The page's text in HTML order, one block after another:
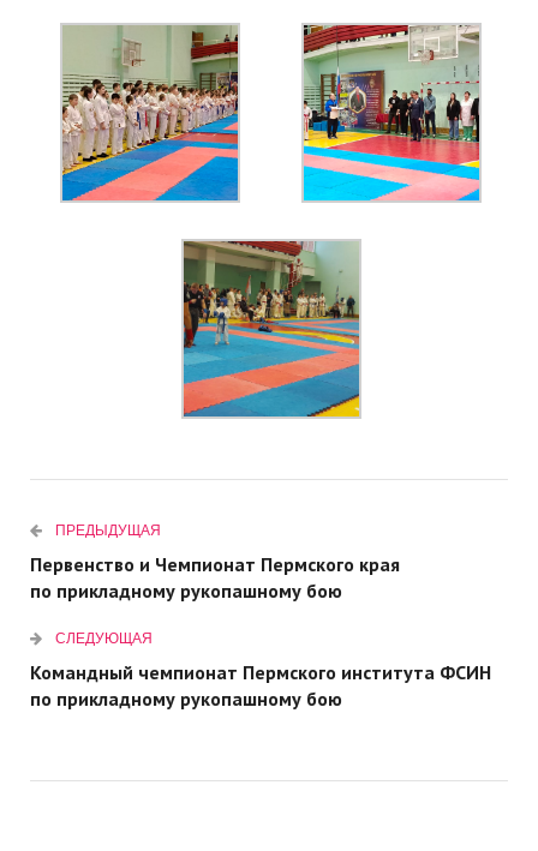
ПРЕДЫДУЩАЯ
Первенство и Чемпионат Пермского края
по прикладному рукопашному бою
СЛЕДУЮЩАЯ
Командный чемпионат Пермского института ФСИН
по прикладному рукопашному бою